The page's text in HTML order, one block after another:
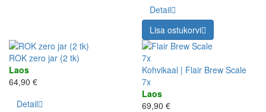
Detail
Lisa ostukorvi
ROK zero jar (2 tk)
Laos
64,90 €
Detail
7x
Kohvikaal | Flair Brew Scale
7x
Laos
69,90 €